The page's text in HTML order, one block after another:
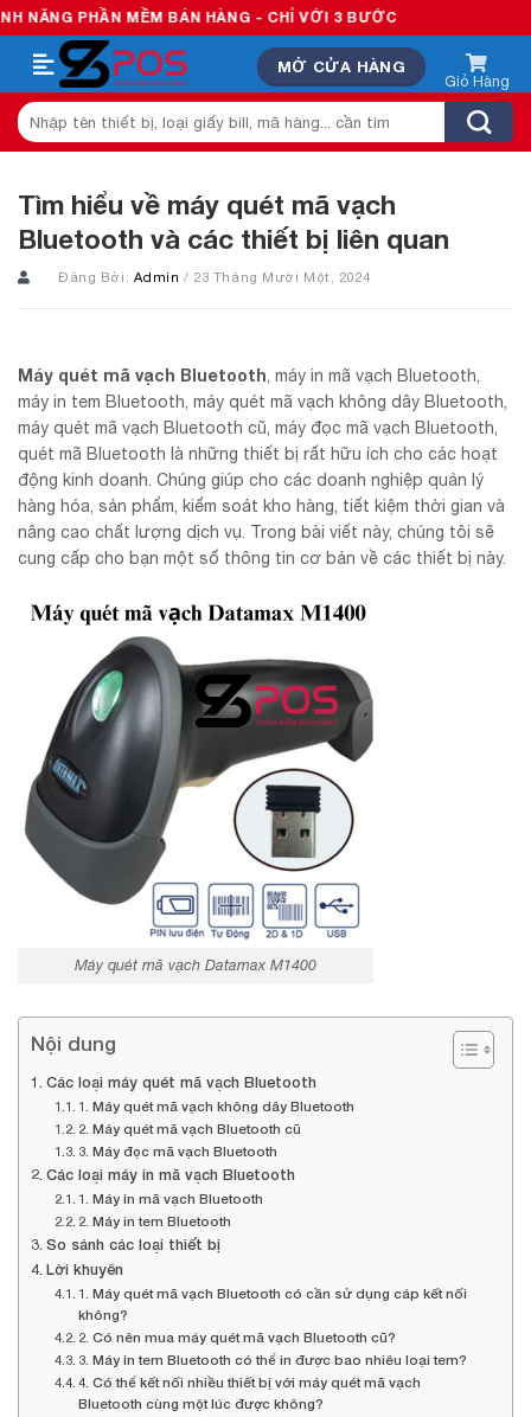
Skip
to
content
PHẦN MỀM BÁN HÀNG - CHỈ VỚI 3 BƯỚC
MỞ CỬA HÀNG
Tìm
kiếm:
Tìm hiểu về máy quét mã vạch
Bluetooth và các thiết bị liên quan
Đăng Bởi: Admin/ 23 Tháng Mười Một, 2024
Máy quét mã vạch Bluetooth , máy in mã vạch Bluetooth,
máy in tem Bluetooth, máy quét mã vạch không dây Bluetooth,
máy quét mã vạch Bluetooth cũ, máy đọc mã vạch Bluetooth,
quét mã Bluetooth là những thiết bị rất hữu ích cho các hoạt
động kinh doanh. Chúng giúp cho các doanh nghiệp quản lý
hàng hóa, sản phẩm, kiểm soát kho hàng, tiết kiệm thời gian và
nâng cao chất lượng dịch vụ. Trong bài viết này, chúng tôi sẽ
cung cấp cho bạn một số thông tin cơ bản về các thiết bị này.
Máy quét mã vạch Datamax M1400
Nội dung
Các loại máy quét mã vạch Bluetooth
1. Máy quét mã vạch không dây Bluetooth
2. Máy quét mã vạch Bluetooth cũ
3. Máy đọc mã vạch Bluetooth
Các loại máy in mã vạch Bluetooth
1. Máy in mã vạch Bluetooth
2. Máy in tem Bluetooth
So sánh các loại thiết bị
Lời khuyên
1. Máy quét mã vạch Bluetooth có cần sử dụng cáp kết nối
không?
2. Có nên mua máy quét mã vạch Bluetooth cũ?
3. Máy in tem Bluetooth có thể in được bao nhiêu loại tem?
4. Có thể kết nối nhiều thiết bị với máy quét mã vạch
Bluetooth cùng một lúc được không?